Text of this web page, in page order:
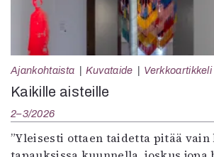
Ajankohtaista Kuvataide Verkkoartikkeli
Kaikille aisteille
2–3/2026
”Yleisesti ottaen taidetta pitää vain